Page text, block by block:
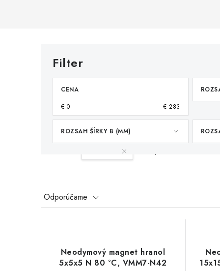
CENA
€ 0 € 283
ROZSAH ŠÍRKY B (MM)
R
Odporúčame
Neodymový magnet hranol
5x5x5 N 80 °C, VMM7-N42